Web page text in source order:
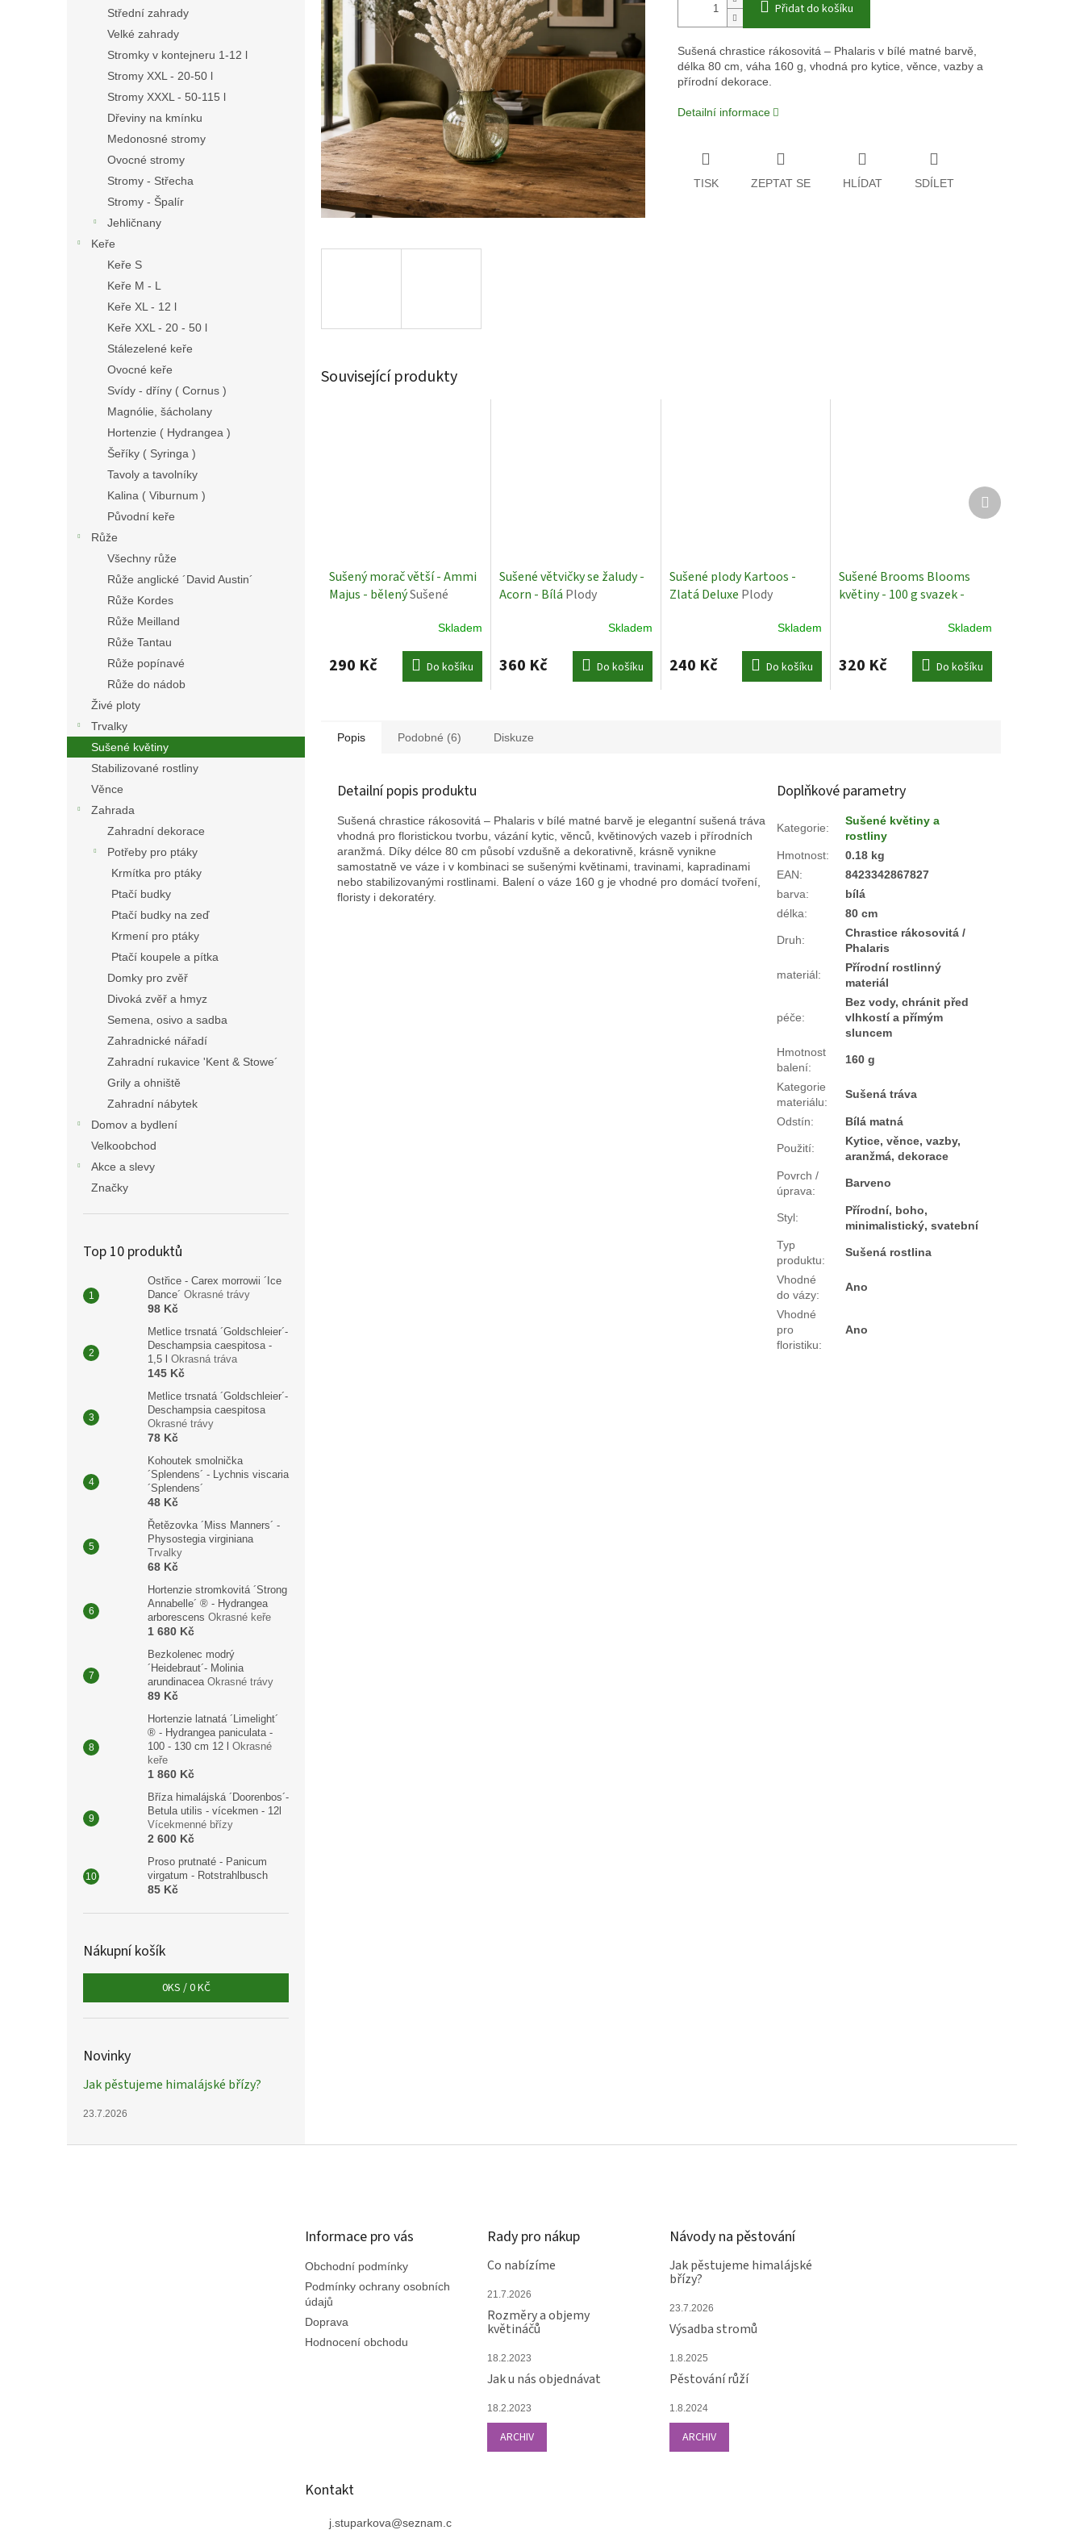
Střední zahrady
Velké zahrady
Stromky v kontejneru 1-12 l
Stromy XXL - 20-50 l
Stromy XXXL - 50-115 l
Dřeviny na kmínku
Medonosné stromy
Ovocné stromy
Stromy - Střecha
Stromy - Špalír
Jehličnany
Keře
Keře S
Keře M - L
Keře XL - 12 l
Keře XXL - 20 - 50 l
Stálezelené keře
Ovocné keře
Svídy - dříny ( Cornus )
Magnólie, šácholany
Hortenzie ( Hydrangea )
Šeříky ( Syringa )
Tavoly a tavolníky
Kalina ( Viburnum )
Původní keře
Růže
Všechny růže
Růže anglické ´David Austin´
Růže Kordes
Růže Meilland
Růže Tantau
Růže popínavé
Růže do nádob
Živé ploty
Trvalky
Sušené květiny
Stabilizované rostliny
Věnce
Zahrada
Zahradní dekorace
Potřeby pro ptáky
Krmítka pro ptáky
Ptačí budky
Ptačí budky na zeď
Krmení pro ptáky
Ptačí koupele a pítka
Domky pro zvěř
Divoká zvěř a hmyz
Semena, osivo a sadba
Zahradnické nářadí
Zahradní rukavice 'Kent & Stowe´
Grily a ohniště
Zahradní nábytek
Domov a bydlení
Velkoobchod
Akce a slevy
Značky
Top 10 produktů
Ostřice - Carex morrowii ´Ice
Dance´ Okrasné trávy
98 Kč
Metlice trsnatá ´Goldschleier´-
Deschampsia caespitosa -
1,5 l Okrasná tráva
145 Kč
Metlice trsnatá ´Goldschleier´-
Deschampsia caespitosa
Okrasné trávy
78 Kč
Kohoutek smolnička
´Splendens´ - Lychnis viscaria
´Splendens´
48 Kč
Řetězovka ´Miss Manners´ -
Physostegia virginiana
Trvalky
68 Kč
Hortenzie stromkovitá ´Strong
Annabelle´ ® - Hydrangea
arborescens Okrasné keře
1 680 Kč
Bezkolenec modrý
´Heidebraut´- Molinia
arundinacea Okrasné trávy
89 Kč
Hortenzie latnatá ´Limelight´
® - Hydrangea paniculata -
100 - 130 cm 12 l Okrasné
keře
1 860 Kč
Bříza himalájská ´Doorenbos´-
Betula utilis - vícekmen - 12l
Vícekmenné břízy
2 600 Kč
Proso prutnaté - Panicum
virgatum - Rotstrahlbusch
85 Kč
Nákupní košík
0KS /0 KČ
Novinky
Jak pěstujeme himalájské břízy?
23.7.2026
Přidat do košíku
Sušená chrastice rákosovitá – Phalaris v bílé matné barvě,
délka 80 cm, váha 160 g, vhodná pro kytice, věnce, vazby a
přírodní dekorace.
Detailní informace
TISK ZEPTAT SE HLÍDAT SDÍLET
Související produkty
Sušený morač větší - Ammi
Majus - bělenýSušené
Skladem
290 Kč Do košíku
Sušené větvičky se žaludy -
Acorn - Bílá Plody
Skladem
360 Kč Do košíku
Sušené plody Kartoos -
Zlatá Deluxe Plody
Skladem
240 Kč Do košíku
Sušené Brooms Blooms
květiny - 100 g svazek -
Skladem
320 Kč Do košíku
Další
produkt
Popis Podobné (6) Diskuze
Detailní popis produktu
Sušená chrastice rákosovitá – Phalaris v bílé matné barvě je elegantní sušená tráva
vhodná pro floristickou tvorbu, vázání kytic, věnců, květinových vazeb i přírodních
aranžmá. Díky délce 80 cm působí vzdušně a dekorativně, krásně vynikne
samostatně ve váze i v kombinaci se sušenými květinami, travinami, kapradinami
nebo stabilizovanými rostlinami. Balení o váze 160 g je vhodné pro domácí tvoření,
floristy i dekoratéry.
Doplňkové parametry
Kategorie:
Sušené květiny a
rostliny
Hmotnost:
0.18 kg
EAN:
8423342867827
barva:
bílá
délka: 80 cm
Druh:
Chrastice rákosovitá /
Phalaris
materiál:
Přírodní rostlinný
materiál
péče:
Bez vody, chránit před
vlhkostí a přímým
sluncem
Hmotnost
balení:
160 g
Kategorie
materiálu:
Sušená tráva
Odstín: Bílá matná
Použití:
Kytice, věnce, vazby,
aranžmá, dekorace
Povrch /
úprava:
Barveno
Styl:
Přírodní, boho,
minimalistický, svatební
Typ
produktu:
Sušená rostlina
Vhodné
do vázy:
Ano
Vhodné
pro
floristiku:
Ano
Informace pro vás
Obchodní podmínky
Podmínky ochrany osobních
údajů
Doprava
Hodnocení obchodu
Rady pro nákup
Co nabízíme
21.7.2026
Rozměry a objemy
květináčů
18.2.2023
Jak u nás objednávat
18.2.2023
ARCHIV
Návody na pěstování
Jak pěstujeme himalájské
břízy?
23.7.2026
Výsadba stromů
1.8.2025
Pěstování růží
1.8.2024
ARCHIV
Kontakt
j.stuparkova@seznam.c